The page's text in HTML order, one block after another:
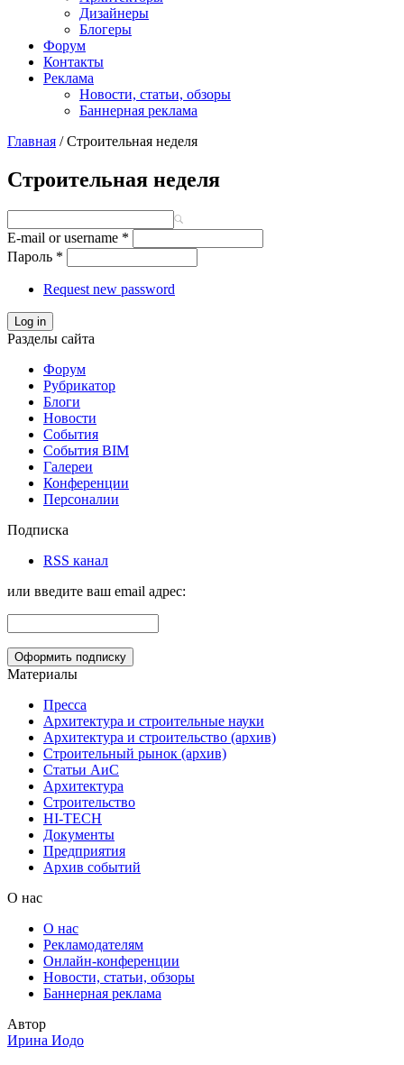
Дизайнеры
Блогеры
Форум
Контакты
Реклама
Новости, статьи, обзоры
Баннерная реклама
Главная / Строительная неделя
Строительная неделя
E-mail or username *
Пароль *
Request new password
Log in
Разделы сайта
Форум
Рубрикатор
Блоги
Новости
События
События BIM
Галереи
Конференции
Персоналии
Подписка
RSS канал
или введите ваш email адрес:
Материалы
Пресса
Архитектура и строительные науки
Архитектура и строительство (архив)
Строительный рынок (архив)
Статьи АиС
Архитектура
Строительство
HI-TECH
Документы
Предприятия
Архив событий
О нас
О нас
Рекламодателям
Онлайн-конференции
Новости, статьи, обзоры
Баннерная реклама
Автор
Ирина Иодо